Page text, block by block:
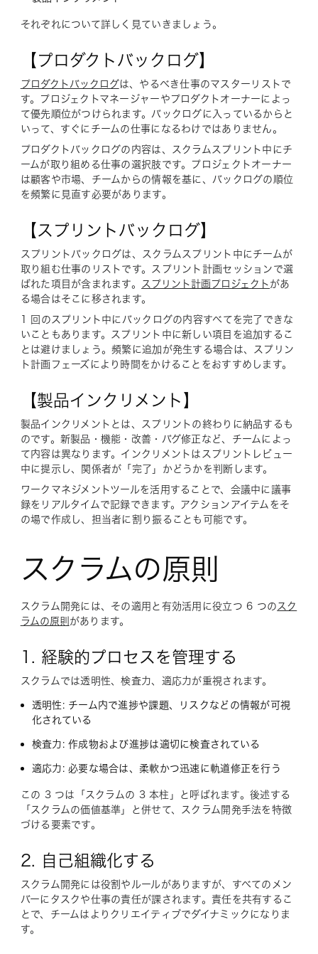
それぞれについて詳しく見ていきましょう。
【プロダクトバックログ】
プロダクトバックログは、やるべき仕事のマスターリストで
す。プロジェクトマネージャーやプロダクトオーナーによっ
て優先順位がつけられます。バックログに入っているからと
いって、すぐにチームの仕事になるわけではありません。
プロダクトバックログの内容は、スクラムスプリント中にチ
ームが取り組める仕事の選択肢です。プロジェクトオーナー
は顧客や市場、チームからの情報を基に、バックログの順位
を頻繁に見直す必要があります。
【スプリントバックログ】
スプリントバックログは、スクラムスプリント中にチームが
取り組む仕事のリストです。スプリント計画セッションで選
ばれた項目が含まれます。
スプリント計画プロジェクト があ
る場合はそこに移されます。
1 回のスプリント中にバックログの内容すべてを完了できな
いこともあります。スプリント中に新しい項目を追加するこ
とは避けましょう。頻繁に追加が発生する場合は、スプリン
ト計画フェーズにより時間をかけることをおすすめします。
【製品インクリメント】
製品インクリメントとは、スプリントの終わりに納品するも
のです。新製品・機能・改善・バグ修正など、チームによっ
て内容は異なります。インクリメントはスプリントレビュー
中に提示し、関係者が「完了」かどうかを判断します。
ワークマネジメントツールを活用することで、会議中に議事
録をリアルタイムで記録できます。アクションアイテムをそ
の場で作成し、担当者に割り振ることも可能です。
スクラムの原則
スクラム開発には、その適用と有効活用に役立つ 6 つの スク
ラムの原則 があります。
1. 経験的プロセスを管理する
スクラムでは透明性、検査力、適応力が重視されます。
透明性: チーム内で進捗や課題、リスクなどの情報が可視
化されている
検査力: 作成物および進捗は適切に検査されている
適応力: 必要な場合は、柔軟かつ迅速に軌道修正を行う
この 3 つは「スクラムの 3 本柱」と呼ばれます。後述する
「スクラムの価値基準」と併せて、スクラム開発手法を特徴
づける要素です。
2. 自己組織化する
スクラム開発には役割やルールがありますが、すべてのメン
バーにタスクや仕事の責任が課されます。責任を共有するこ
とで、チームはよりクリエイティブでダイナミックになりま
す。